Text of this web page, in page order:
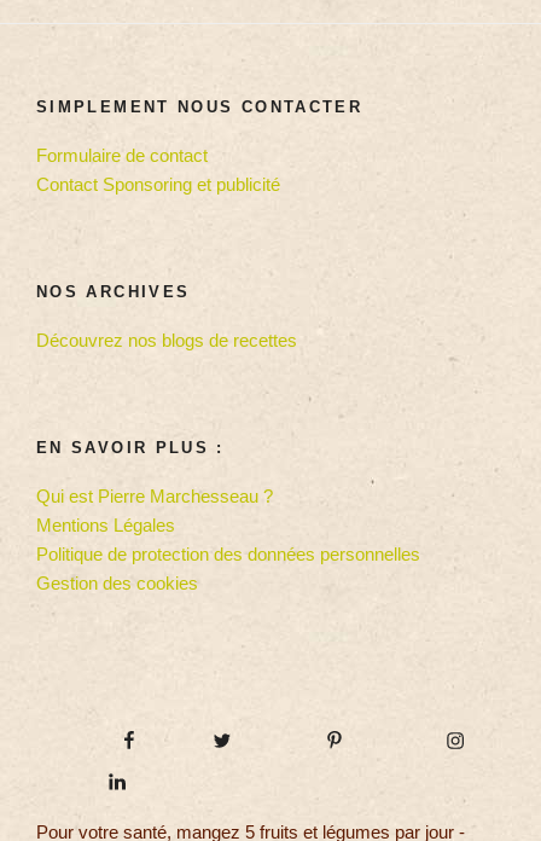
SIMPLEMENT NOUS CONTACTER
Formulaire de contact
Contact Sponsoring et publicité
NOS ARCHIVES
Découvrez nos blogs de recettes
EN SAVOIR PLUS :
Qui est Pierre Marchesseau ?
Mentions Légales
Politique de protection des données personnelles
Gestion des cookies
Pour votre santé, mangez 5 fruits et légumes par jour -